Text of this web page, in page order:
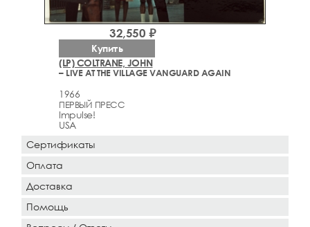
(LP) COLTRANE, JOHN
– LIVE AT THE VILLAGE VANGUARD AGAIN
1966
ПЕРВЫЙ ПРЕСС
Impulse!
USA
32,550 ₽
Купить
Сертификаты
Оплата
Доставка
Помощь